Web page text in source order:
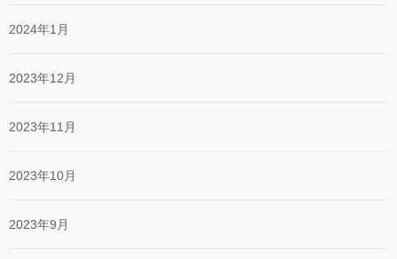
2024年1月
2023年12月
2023年11月
2023年10月
2023年9月